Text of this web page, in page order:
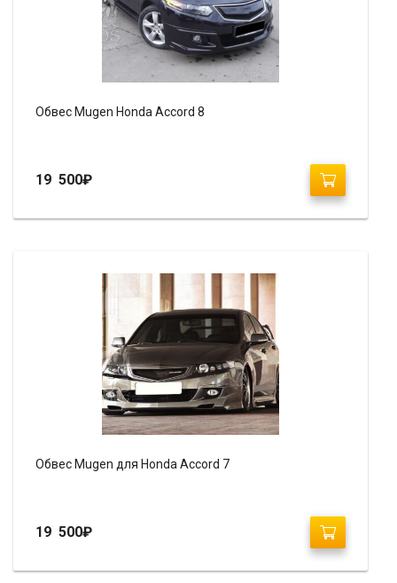
Обвес Mugen Honda Accord 8
19 500₽
Обвес Mugen для Honda Accord 7
19 500₽